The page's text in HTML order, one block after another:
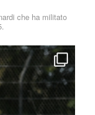
che ha militato